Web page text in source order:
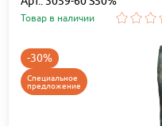
Товар в наличии
-30%
Специальное
предложение